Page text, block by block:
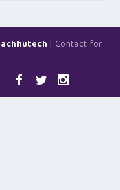
achhutech | Contact for